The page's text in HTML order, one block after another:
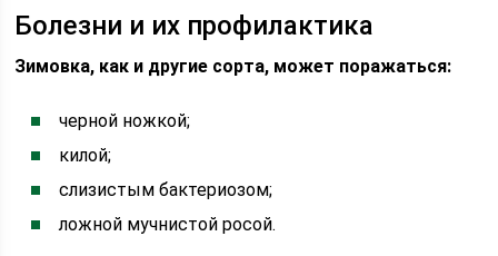
Болезни и их профилактика
Зимовка, как и другие сорта, может поражаться:
черной ножкой;
килой;
слизистым бактериозом;
ложной мучнистой росой.